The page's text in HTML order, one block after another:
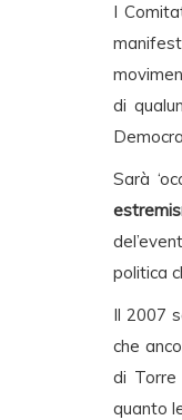
I
di
Sarà
politica
Il 2007
che
di Torre
quanto